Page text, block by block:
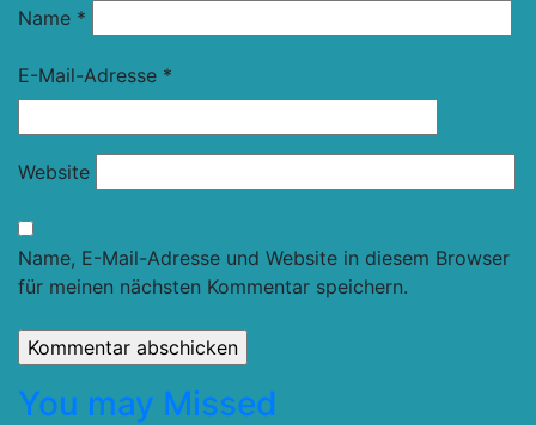
Name *
E-Mail-Adresse *
Website
Name, E-Mail-Adresse und Website in diesem Browser
für meinen nächsten Kommentar speichern.
You may Missed